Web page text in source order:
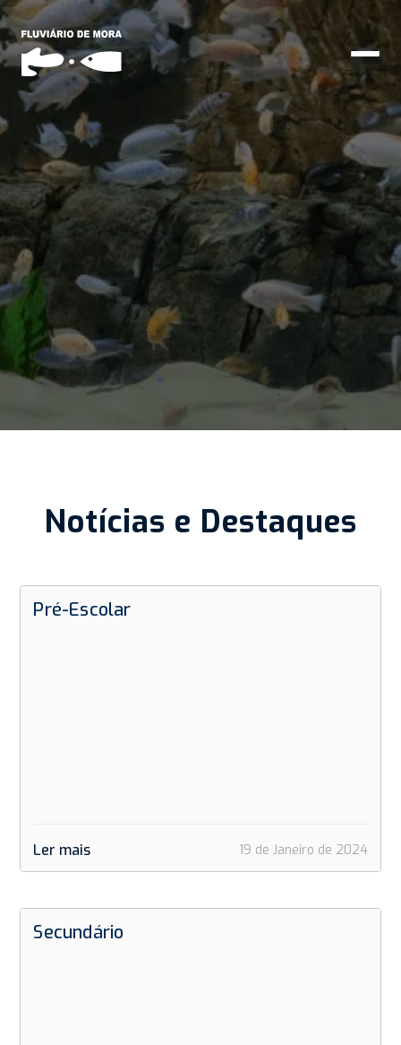
Notícias e Destaques
Pré-Escolar
Ler mais 19 de Janeiro de 2024
Secundário